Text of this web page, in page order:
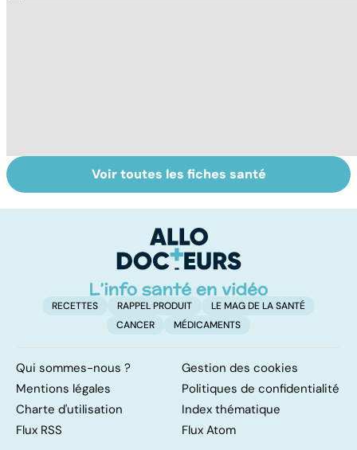
Troubles anxieux,
une anxiété
Un rhume, ça se
soigne ?
Voir toutes les fiches santé
RECETTES RAPPEL PRODUIT
LE MAG DE LA SANTÉ
CANCER
MÉDICAMENTS
Qui sommes-nous ?
Gestion des cookies
Mentions légales
Politiques de confidentialité
Charte d'utilisation
Index thématique
Flux RSS
Flux Atom